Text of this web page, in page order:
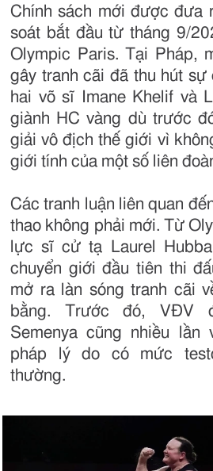
Chính sách mới được đưa
soát bắt đầu từ tháng 9/
Olympic Paris. Tại Pháp,
gây tranh cãi đã thu hút
hai võ sĩ Imane Khelif và
giành HC vàng dù trước
giải vô địch thế giới vì
giới tính của một số liên
Các tranh luận liên quan
thao không phải mới. Từ
lực sĩ cử tạ Laurel
chuyển giới đầu tiên thi
mở ra làn sóng tranh cãi
bằng. Trước đó, VĐV
Semenya cũng nhiều lần
pháp lý do có mức
thường.